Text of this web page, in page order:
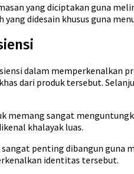
yang diciptakan guna
yang didesain khusus guna
dalam memperkenalkan
dari produk tersebut.
memang sangat
khalayak luas.
penting dibangun guna
identitas tersebut.